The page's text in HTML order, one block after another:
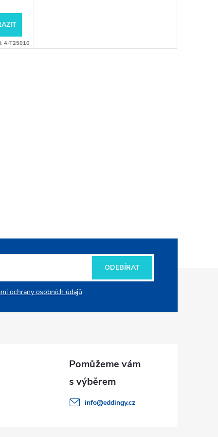
4-T25010
ochrany osobních údajů
ODEBÍRAT
info@eddingy.cz